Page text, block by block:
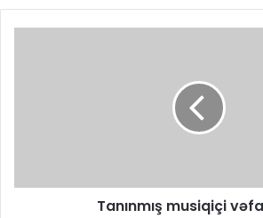
Tanınmış musiqiçi